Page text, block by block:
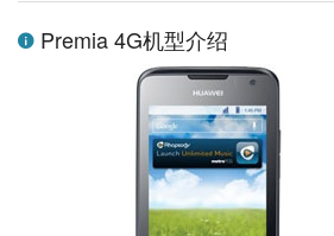
Premia 4G机型介绍